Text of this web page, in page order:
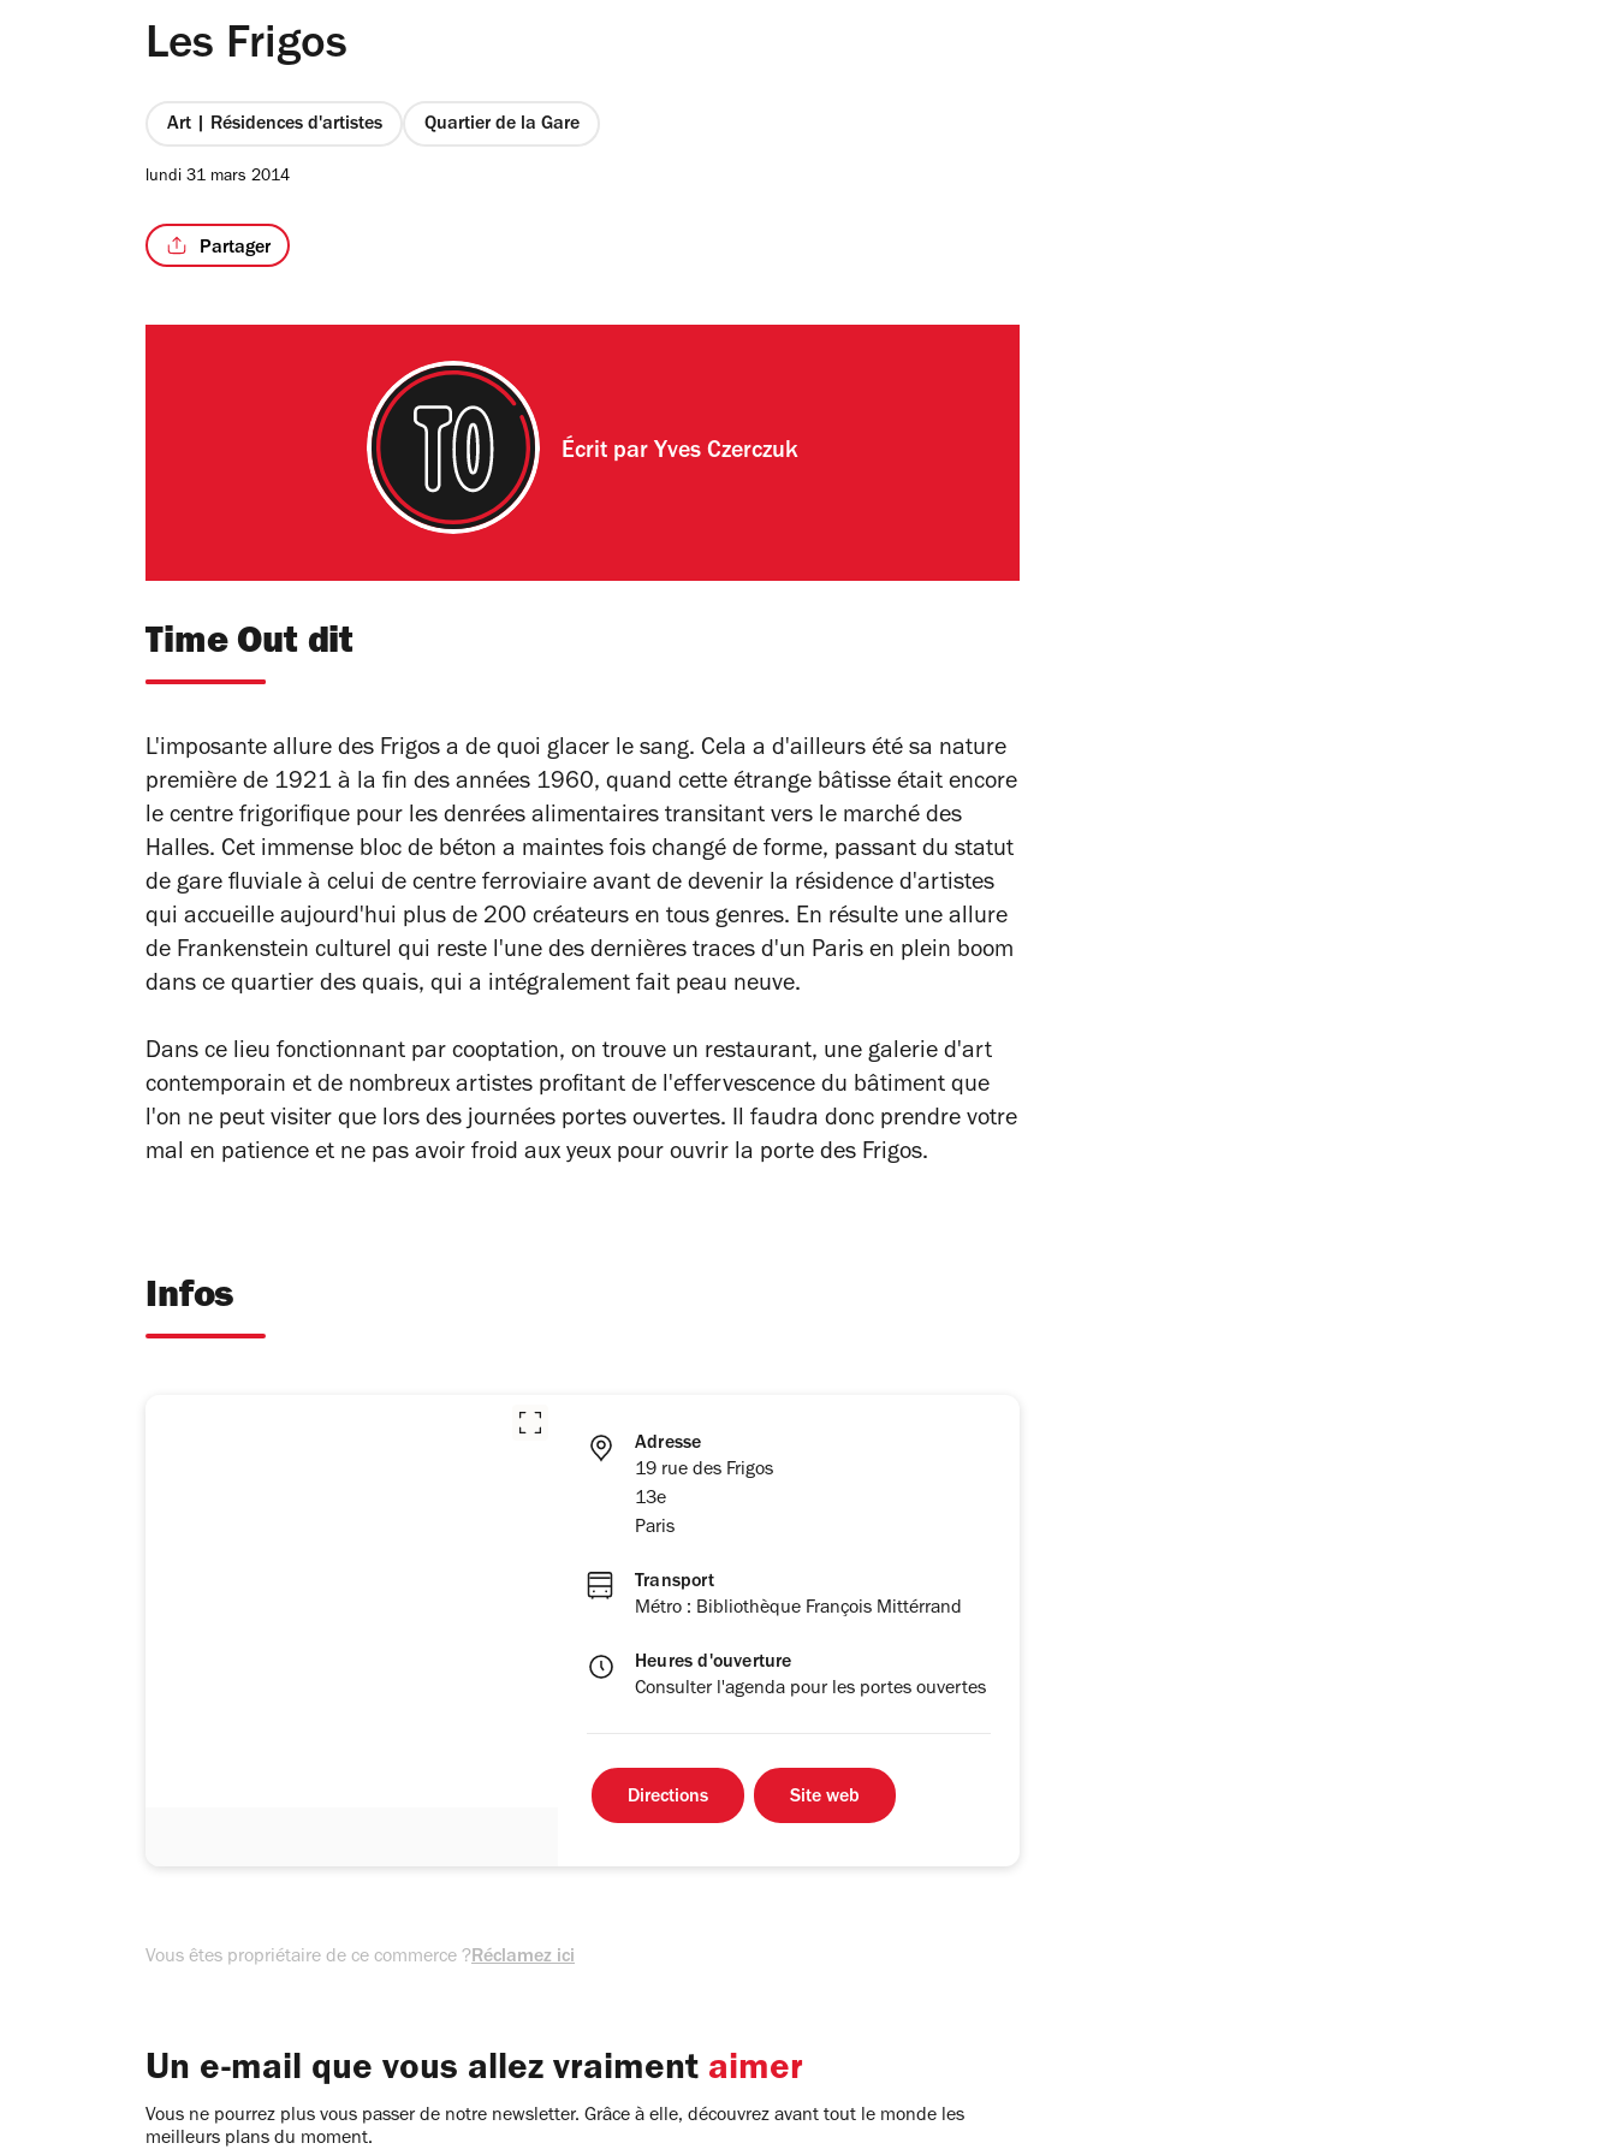
Les Frigos
Art | Résidences d'artistes Quartier de la Gare
lundi 31 mars 2014
Partager
Écrit par Yves Czerczuk
Time Out dit
L'imposante allure des Frigos a de quoi glacer le sang. Cela a d'ailleurs été sa nature
première de 1921 à la fin des années 1960, quand cette étrange bâtisse était encore
le centre frigorifique pour les denrées alimentaires transitant vers le marché des
Halles. Cet immense bloc de béton a maintes fois changé de forme, passant du statut
de gare fluviale à celui de centre ferroviaire avant de devenir la résidence d'artistes
qui accueille aujourd'hui plus de 200 créateurs en tous genres. En résulte une allure
de Frankenstein culturel qui reste l'une des dernières traces d'un Paris en plein boom
dans ce quartier des quais, qui a intégralement fait peau neuve.
Dans ce lieu fonctionnant par cooptation, on trouve un restaurant, une galerie d'art
contemporain et de nombreux artistes profitant de l'effervescence du bâtiment que
l'on ne peut visiter que lors des journées portes ouvertes. Il faudra donc prendre votre
mal en patience et ne pas avoir froid aux yeux pour ouvrir la porte des Frigos.
Infos
Adresse
19 rue des Frigos
13e
Paris
Transport
Métro : Bibliothèque François Mittérrand
Heures d'ouverture
Consulter l'agenda pour les portes ouvertes
Directions Site web
Vous êtes propriétaire de ce commerce ?Réclamez ici
Un e-mail que vous allez vraiment aimer
Vous ne pourrez plus vous passer de notre newsletter. Grâce à elle, découvrez avant tout le monde les
meilleurs plans du moment.